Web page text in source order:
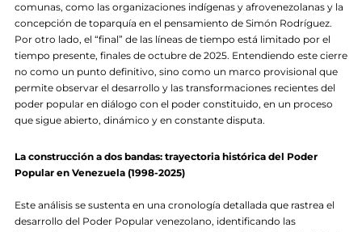
comunas, como las organizaciones indígenas y afrovenezolanas y la
concepción de toparquía en el pensamiento de Simón Rodríguez.
Por otro lado, el “final” de las líneas de tiempo está limitado por el
tiempo presente, finales de octubre de 2025. Entendiendo este cierre
no como un punto definitivo, sino como un marco provisional que
permite observar el desarrollo y las transformaciones recientes del
poder popular en diálogo con el poder constituido, en un proceso
que sigue abierto, dinámico y en constante disputa.
La construcción a dos bandas: trayectoria histórica del Poder
Popular en Venezuela (1998-2025)
Este análisis se sustenta en una cronología detallada que rastrea el
desarrollo del Poder Popular venezolano, identificando las